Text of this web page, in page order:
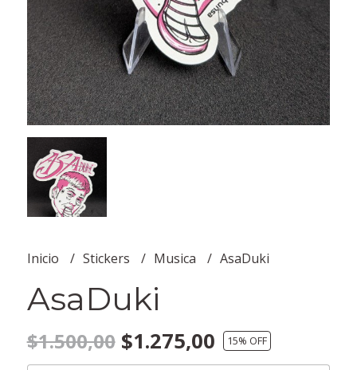
Inicio Stickers Musica AsaDuki
AsaDuki
$1.500,00$1.275,00 15% OFF